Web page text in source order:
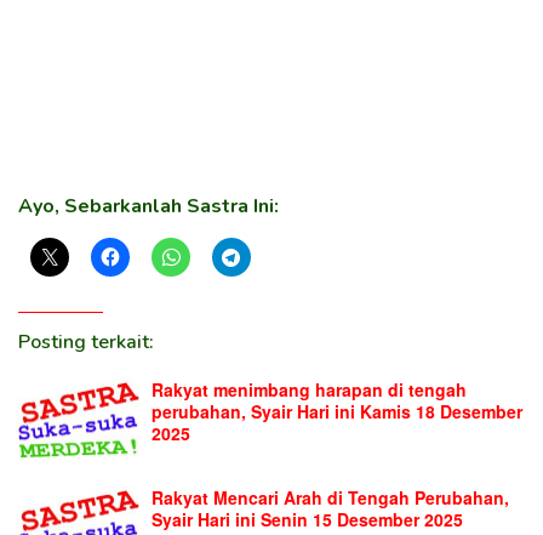
Ayo, Sebarkanlah Sastra Ini:
Posting terkait:
Rakyat menimbang harapan di tengah
perubahan, Syair Hari ini Kamis 18 Desember
2025
Rakyat Mencari Arah di Tengah Perubahan,
Syair Hari ini Senin 15 Desember 2025